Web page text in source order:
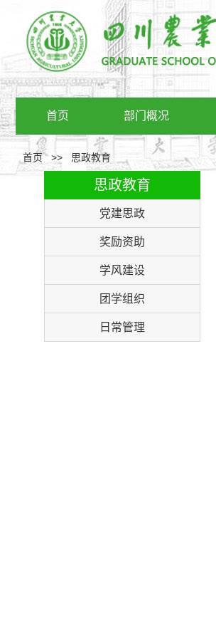
首页 部门概况
首页>> 思政教育
思政教育
党建思政
奖励资助
学风建设
团学组织
日常管理